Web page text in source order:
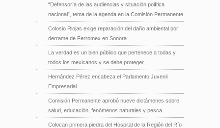
“Defensoría de las audiencias y situación política
nacional”, tema de la agenda en la Comisión Permanente
Colosio Riojas exige reparación del daño ambiental por
derrame de Ferromex en Sonora
La verdad es un bien público que pertenece a todas y
todos los mexicanos y se debe proteger
Hernández Pérez encabeza el Parlamento Juvenil
Empresarial
Comisión Permanente aprobó nueve dictámenes sobre
salud, educación, fenómenos naturales y pesca
Colocan primera piedra del Hospital de la Región del Río